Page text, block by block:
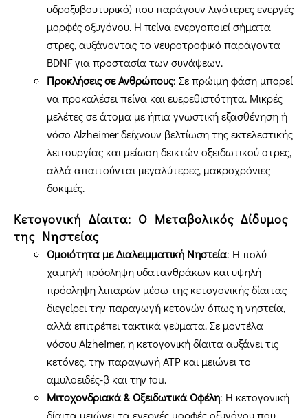
υδροξυβουτυρικό) που παράγουν λιγότερες ενεργές
μορφές οξυγόνου. Η πείνα ενεργοποιεί σήματα
στρες, αυξάνοντας το νευροτροφικό παράγοντα
BDNF για προστασία των συνάψεων.
Προκλήσεις σε Ανθρώπους: Σε πρώιμη φάση μπορεί
να προκαλέσει πείνα και ευερεθιστότητα. Μικρές
μελέτες σε άτομα με ήπια γνωστική εξασθένηση ή
νόσο Alzheimer δείχνουν βελτίωση της εκτελεστικής
λειτουργίας και μείωση δεικτών οξειδωτικού στρες,
αλλά απαιτούνται μεγαλύτερες, μακροχρόνιες
δοκιμές.
Κετογονική Δίαιτα: Ο Μεταβολικός Δίδυμος
της Νηστείας
Ομοιότητα με Διαλειμματική Νηστεία: Η πολύ
χαμηλή πρόσληψη υδατανθράκων και υψηλή
πρόσληψη λιπαρών μέσω της κετογονικής δίαιτας
διεγείρει την παραγωγή κετονών όπως η νηστεία,
αλλά επιτρέπει τακτικά γεύματα. Σε μοντέλα
νόσου Alzheimer, η κετογονική δίαιτα αυξάνει τις
κετόνες, την παραγωγή ATP και μειώνει το
αμυλοειδές-β και την tau.
Μιτοχονδριακά & Οξειδωτικά Οφέλη: Η κετογονική
δίαιτα μειώνει τα ενεργές μορφές οξυγόνου που